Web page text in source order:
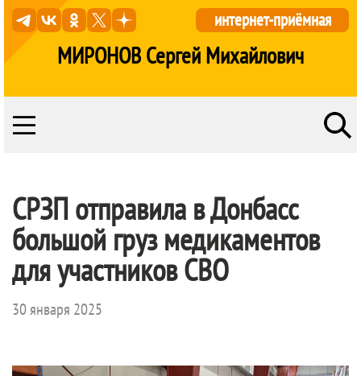
МИРОНОВ Сергей Михайлович
интернет-приёмная
СРЗП отправила в Донбасс
большой груз медикаментов
для участников СВО
30 января 2025